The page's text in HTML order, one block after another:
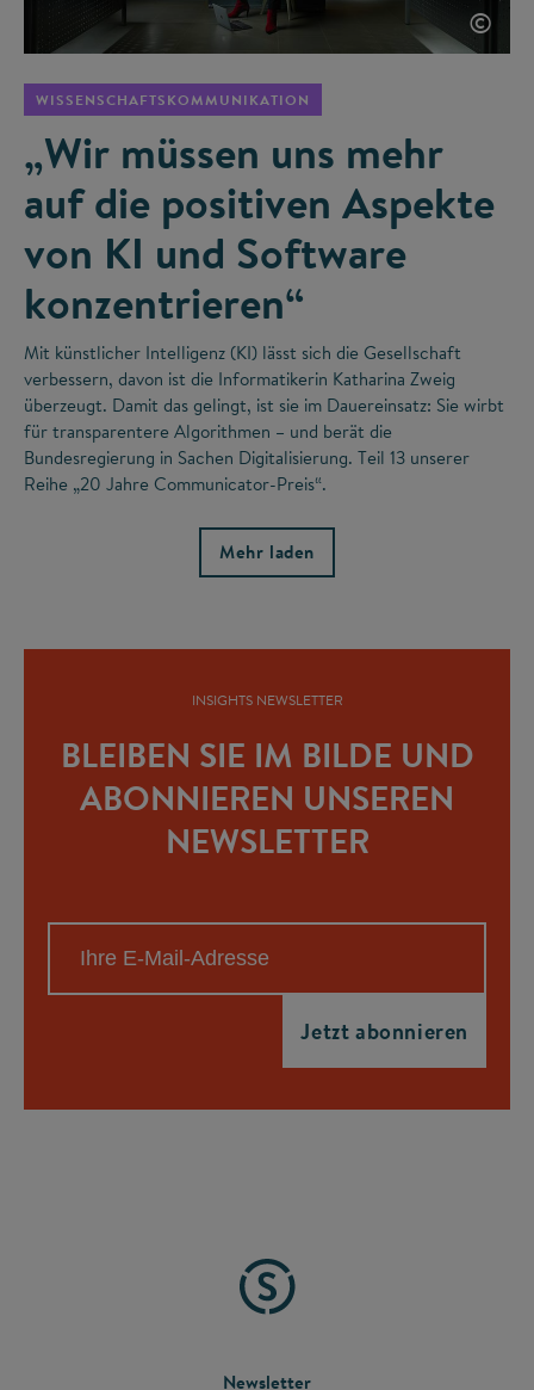
©
WISSENSCHAFTSKOMMUNIKATION
„Wir müssen uns mehr
auf die positiven Aspekte
von KI und Software
konzentrieren“
Mit künstlicher Intelligenz (KI) lässt sich die Gesellschaft
verbessern, davon ist die Informatikerin Katharina Zweig
überzeugt. Damit das gelingt, ist sie im Dauereinsatz: Sie wirbt
für transparentere Algorithmen – und berät die
Bundesregierung in Sachen Digitalisierung. Teil 13 unserer
Reihe „20 Jahre Communicator-Preis“.
Mehr laden
INSIGHTS NEWSLETTER
BLEIBEN SIE IM BILDE UND
ABONNIEREN UNSEREN
NEWSLETTER
Newsletter